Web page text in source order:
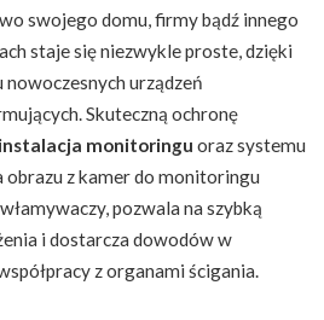
swojego domu, firmy bądź innego
staje się niezwykle proste, dzięki
urządzeń
Skuteczną ochronę
instalacja monitoringu oraz systemu
z kamer do monitoringu
pozwala na szybką
i dostarcza dowodów w
z organami ścigania.